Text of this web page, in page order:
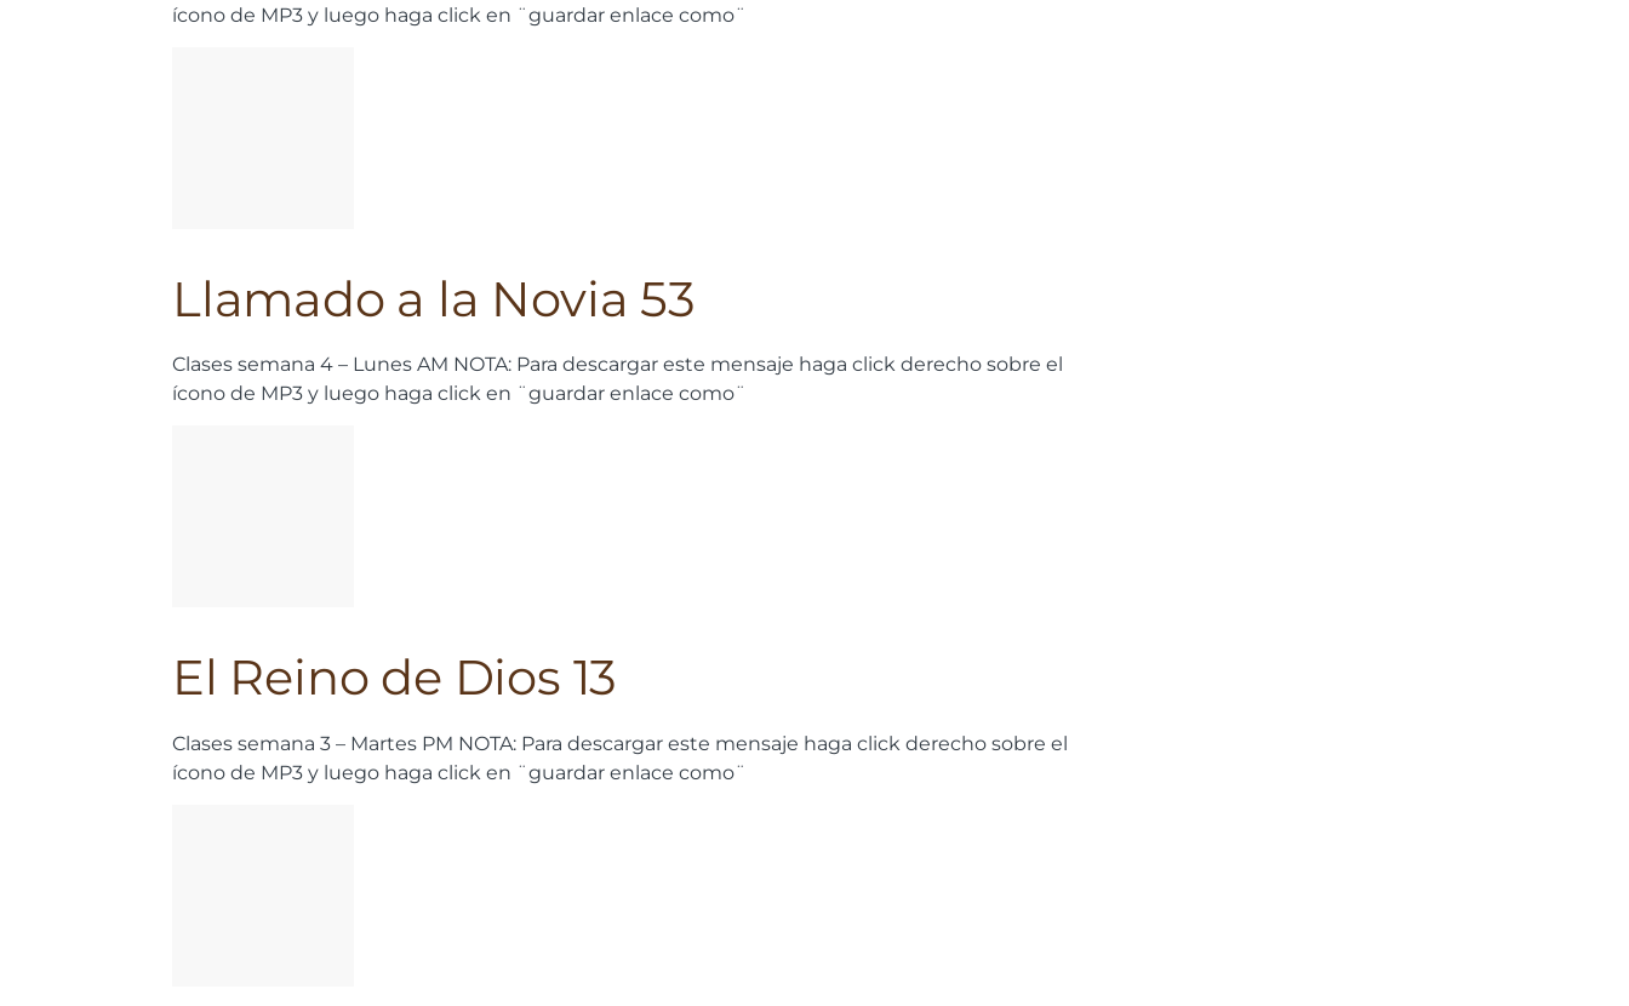
ícono de MP3 y luego haga click en ¨guardar enlace como¨
Llamado a la Novia 53
Clases semana 4 – Lunes AM NOTA: Para descargar este mensaje haga click derecho sobre el
ícono de MP3 y luego haga click en ¨guardar enlace como¨
El Reino de Dios 13
Clases semana 3 – Martes PM NOTA: Para descargar este mensaje haga click derecho sobre el
ícono de MP3 y luego haga click en ¨guardar enlace como¨